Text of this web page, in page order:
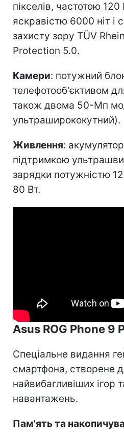
пікселів, частотою
яскравістю 6000 ніт і
захисту зору TÜV
Protection 5.0.
Камери: потужний
телефотооб'єктивом
також двома 50-Мп
ультраширококутний).
Живлення:
підтримкою
зарядки потужністю
80 Вт.
Asus ROG Phone 9
Спеціальне видання
смартфона, створене
найвибагливіших ігор
навантажень.
Пам'ять та